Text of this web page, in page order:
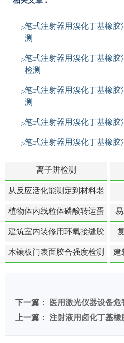
笔式注射器用溴化丁基橡胶
测
笔式注射器用溴化丁基橡胶
检测
笔式注射器用溴化丁基橡胶
测
笔式注射器用溴化丁基橡胶
笔式注射器用溴化丁基橡胶
离子阱检测
从反应活化能测定到材料老
化寿命预测的经典模型
植物体内线粒体磷酸转运蛋
白活性检测
建筑室内装修用环氧接缝胶
苯含量检测
木镶板门表面胶合强度检测
建
下一篇：
医用激光仪器设备
上一篇： 注射液用卤化丁基橡